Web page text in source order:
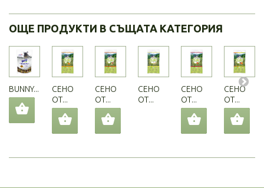
ОЩЕ ПРОДУКТИ В СЪЩАТА КАТЕГОРИЯ
BUNNY...
СЕНО
ОТ...
СЕНО
ОТ...
СЕНО
ОТ...
СЕНО
ОТ...
СЕНО
ОТ...